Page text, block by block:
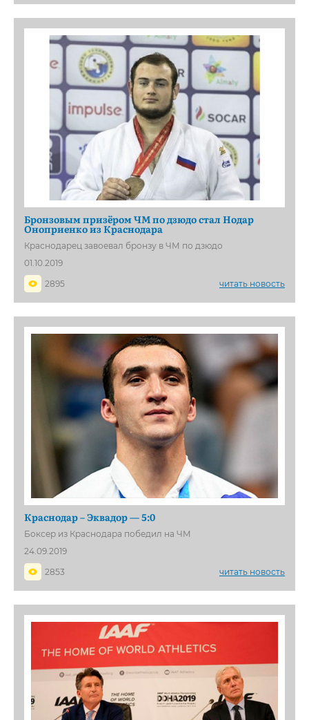
Бронзовым призёром ЧМ по дзюдо стал Нодар
Оноприенко из Краснодара
Краснодарец завоевал бронзу в ЧМ по дзюдо
01.10.2019
2895
читать новость
Краснодар – Эквадор — 5:0
Боксер из Краснодара победил на ЧМ
24.09.2019
2853
читать новость